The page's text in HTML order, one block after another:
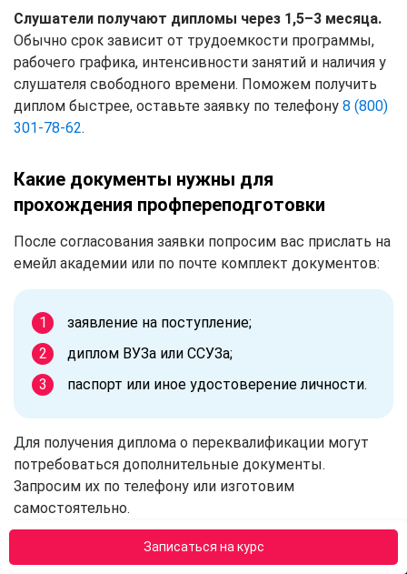
Записаться на курс
Слушатели получают дипломы через 1,5–3 месяца.
Обычно срок зависит от трудоемкости программы,
рабочего графика, интенсивности занятий и наличия у
слушателя свободного времени. Поможем получить
диплом быстрее, оставьте заявку по телефону 8 (800)
301-78-62.
Какие документы нужны для
прохождения профпереподготовки
После согласования заявки попросим вас прислать на
емейл академии или по почте комплект документов:
заявление на поступление;
диплом ВУЗа или ССУЗа;
паспорт или иное удостоверение личности.
Для получения диплома о переквалификации могут
потребоваться дополнительные документы.
Запросим их по телефону или изготовим
самостоятельно.
Стоимость профессиональной